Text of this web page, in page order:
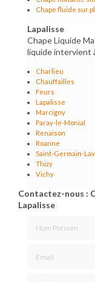
Chape fluide sur
Lapalisse
Chape Liquide
liquide intervient
Charlieu
Chauffailles
Feurs
Lapalisse
Marcigny
Paray-le-Monial
Renaison
Roanne
Saint-Germain-
Thizy
Vichy
Contactez-nous :
Lapalisse